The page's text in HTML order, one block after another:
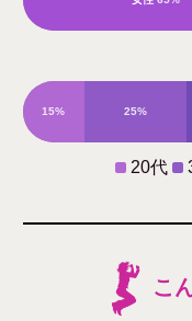
15% 25%
20代
こ